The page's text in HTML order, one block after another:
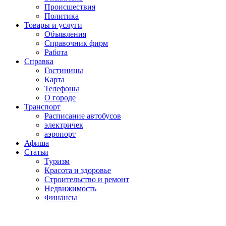
Проиcшествия
Политика
Товары и услуги
Объявления
Справочник фирм
Работа
Справка
Гостиницы
Карта
Телефоны
О городе
Транспорт
Расписание автобусов
электричек
аэропорт
Афиша
Статьи
Туризм
Красота и здоровье
Строительство и ремонт
Недвижимость
Финансы